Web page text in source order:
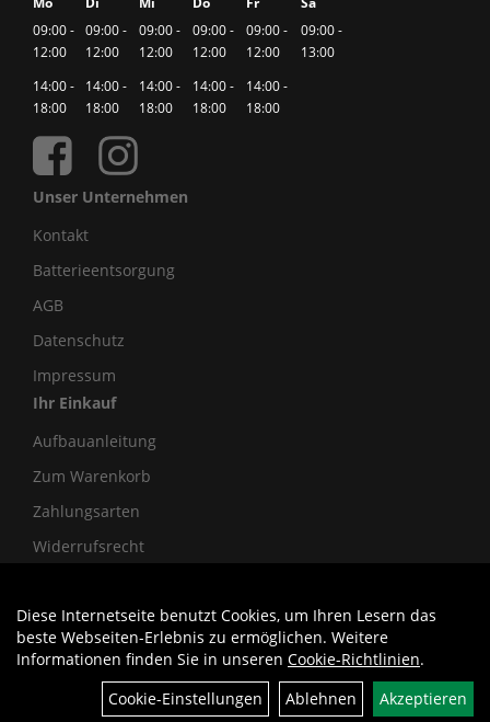
09:00 -
12:00
09:00 -
12:00
09:00 -
12:00
09:00 -
12:00
09:00 -
12:00
09:00 -
13:00
14:00 -
18:00
14:00 -
18:00
14:00 -
18:00
14:00 -
18:00
14:00 -
18:00
Unser Unternehmen
Kontakt
Batterieentsorgung
AGB
Datenschutz
Impressum
Ihr Einkauf
Aufbauanleitung
Zum Warenkorb
Zahlungsarten
Widerrufsrecht
Diese Internetseite benutzt Cookies, um Ihren Lesern das
beste Webseiten-Erlebnis zu ermöglichen. Weitere
Informationen finden Sie in unseren Cookie-Richtlinien.
Cookie-Einstellungen
Ablehnen Akzeptieren
Auftrag widerrufen